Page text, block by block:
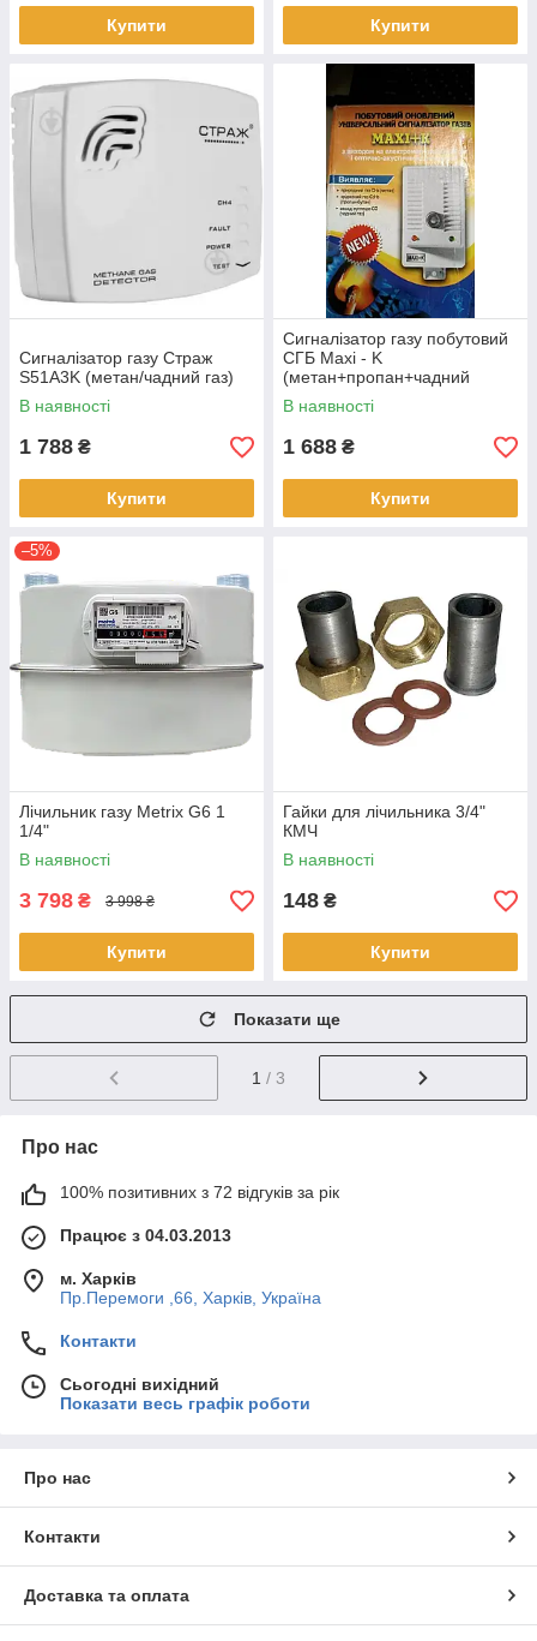
Купити Купити
Сигналізатор газу Страж
S51A3K (метан/чадний газ)
В наявності
1 788 ₴
Купити
Сигналізатор газу побутовий
СГБ Махi - K
(метан+пропан+чадний
газ+клапан ел/м)
В наявності
1 688 ₴
Купити
–5%
Лічильник газу Metrix G6 1
1/4"
В наявності
3 798 ₴ 3 998 ₴
Купити
Гайки для лічильника 3/4"
КМЧ
В наявності
148 ₴
Купити
Показати ще
1 / 3
Про нас
100% позитивних з 72 відгуків за рік
Працює з 04.03.2013
м. Харків
Пр.Перемоги ,66, Харків, Україна
Контакти
Сьогодні вихідний
Показати весь графік роботи
Про нас
Контакти
Доставка та оплата